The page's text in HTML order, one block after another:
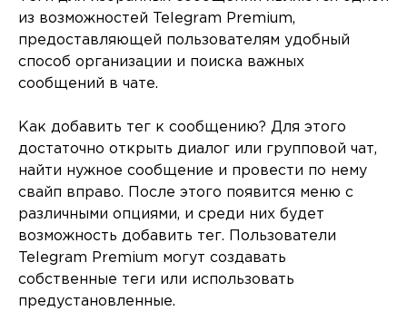
из возможностей Telegram Premium,
предоставляющей пользователям удобный
способ организации и поиска важных
сообщений в чате.
Как добавить тег к сообщению? Для этого
достаточно открыть диалог или групповой чат,
найти нужное сообщение и провести по нему
свайп вправо. После этого появится меню с
различными опциями, и среди них будет
возможность добавить тег. Пользователи
Telegram Premium могут создавать
собственные теги или использовать
предустановленные.